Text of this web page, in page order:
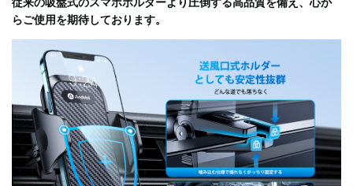
らご使用を期待しております。